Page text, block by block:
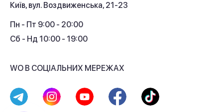
Кешбек
Київ, вул. Воздвиженська, 21-23
Пн - Пт 9:00 - 20:00
Сб - Нд 10:00 - 19:00
WO В СОЦІАЛЬНИХ МЕРЕЖАХ